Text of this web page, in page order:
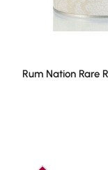
Rum Nation Rare